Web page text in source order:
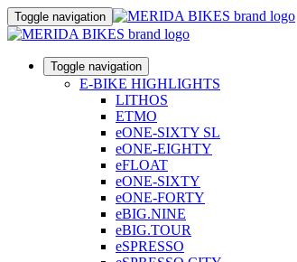
Toggle navigation
Toggle navigation
E-BIKE HIGHLIGHTS
LITHOS
ETMO
eONE-SIXTY SL
eONE-EIGHTY
eFLOAT
eONE-SIXTY
eONE-FORTY
eBIG.NINE
eBIG.TOUR
eSPRESSO